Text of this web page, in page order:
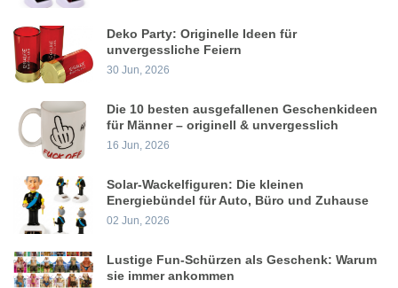
Deko Party: Originelle Ideen für
unvergessliche Feiern
30 Jun, 2026
Die 10 besten ausgefallenen Geschenkideen
für Männer – originell & unvergesslich
16 Jun, 2026
Solar-Wackelfiguren: Die kleinen
Energiebündel für Auto, Büro und Zuhause
02 Jun, 2026
Lustige Fun-Schürzen als Geschenk: Warum
sie immer ankommen